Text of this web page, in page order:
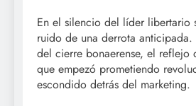
En el silencio del líder libertario
ruido de una derrota anticipada.
del cierre bonaerense, el reflejo
que empezó prometiendo
escondido detrás del marketing.